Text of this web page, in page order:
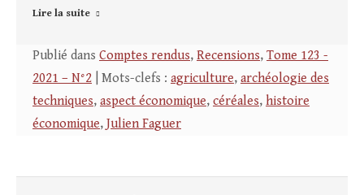
Lire la suite
Publié dans Comptes rendus, Recensions, Tome 123 -
2021 – N°2 | Mots-clefs : agriculture, archéologie des
techniques, aspect économique, céréales, histoire
économique, Julien Faguer